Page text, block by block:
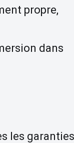
propre,
dans
les garanties